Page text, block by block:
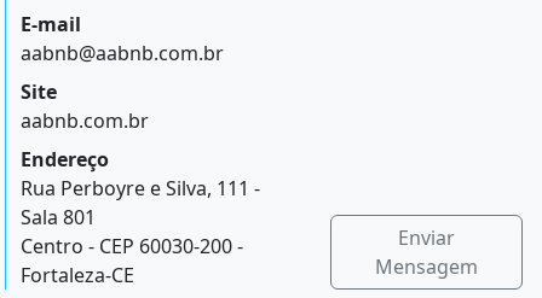
E-mail
aabnb@aabnb.com.br
Site
aabnb.com.br
Endereço
Rua Perboyre e Silva, 111 -
Sala 801
Centro - CEP 60030-200 -
Fortaleza-CE
Enviar
Mensagem